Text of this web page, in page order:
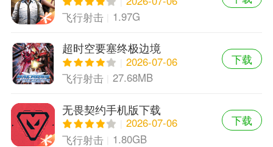
飞行射击
1.97G
超时空要塞终极边境
2026-07-06
飞行射击
27.68MB
下载
无畏契约手机版下载
2026-07-06
飞行射击
1.80GB
下载